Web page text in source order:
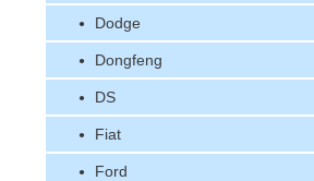
Dodge
Dongfeng
DS
Fiat
Ford